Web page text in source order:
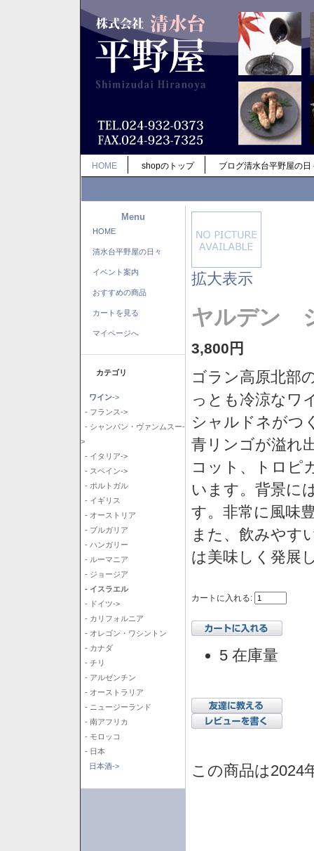
HOME shopのトップ ブログ清水台平野屋の日
Menu
HOME
清水台平野屋の日々
イベント案内
おすすめの商品
カートを見る
マイページへ
カテゴリ
ワイン->
- フランス->
- シャンパン・ヴァンムスー-
>
- イタリア->
- スペイン->
- ポルトガル
- イギリス
- オーストリア
- ブルガリア
- ハンガリー
- ルーマニア
- ジョージア
- イスラエル
- ドイツ->
- カリフォルニア
- オレゴン・ワシントン
- カナダ
- チリ
- アルゼンチン
- オーストラリア
- ニュージーランド
- 南アフリカ
- モロッコ
- 日本
日本酒->
拡大表示
ヤルデン
3,800円
ゴラン高原北部
っとも冷涼なワ
シャルドネがつ
青リンゴが溢れ
コット、トロピ
います。背景に
す。非常に風味
また、飲みやす
は美味しく発展
カートに入れる:
5 在庫量
この商品は2024